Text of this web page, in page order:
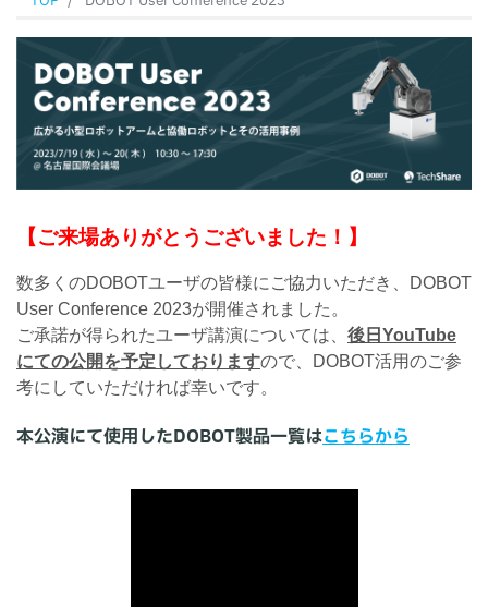
【ご来場ありがとうございました！】
数多くのDOBOTユーザの皆様にご協力いただき、DOBOT
User Conference 2023が開催されました。
ご承諾が得られたユーザ講演については、 後日YouTube
にての公開を予定しておりますので、DOBOT活用のご参
考にしていただければ幸いです。
本公演にて使用したDOBOT製品一覧はこちらから